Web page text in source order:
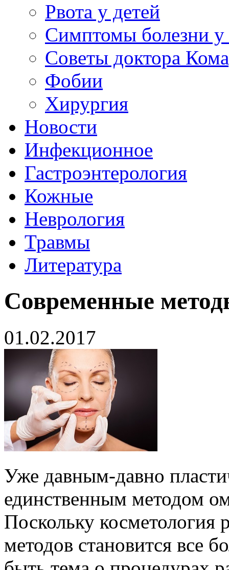
Рвота у детей
Симптомы болезни у
Советы доктора
Фобии
Хирургия
Новости
Инфекционное
Гастроэнтерология
Кожные
Неврология
Травмы
Литература
Современные
01.02.2017
Уже давным-давно
единственным методом
Поскольку косметология
методов становится все